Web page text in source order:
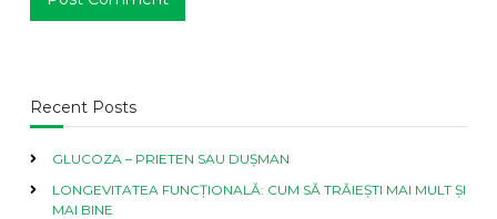
Recent Posts
GLUCOZA – PRIETEN SAU DUȘMAN
LONGEVITATEA FUNCȚIONALĂ: CUM SĂ TRĂIEȘTI MAI MULT ȘI
MAI BINE